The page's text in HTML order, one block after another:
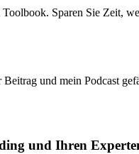
Sparen Sie Zeit,
und mein Podcast
und Ihren